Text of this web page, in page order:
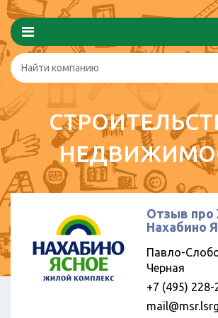
Отзыв
Нахабино
Павло-
Черная
+7 (495) 228-